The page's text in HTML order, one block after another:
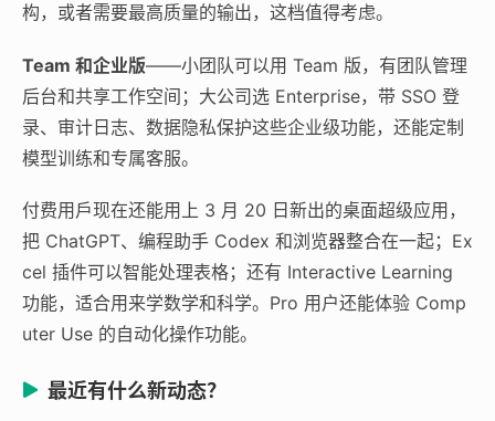
构，或者需要最高质量的输出，这档值得考虑。
Team 和企业版——小团队可以用 Team 版，有团队管理
后台和共享工作空间；大公司选 Enterprise，带 SSO 登
录、审计日志、数据隐私保护这些企业级功能，还能定制
模型训练和专属客服。
付费用戶现在还能用上 3 月 20 日新出的桌面超级应用，
把 ChatGPT、编程助手 Codex 和浏览器整合在一起；Ex
cel 插件可以智能处理表格；还有 Interactive Learning
功能，适合用来学数学和科学。Pro 用户还能体验 Comp
uter Use 的自动化操作功能。
最近有什么新动态？